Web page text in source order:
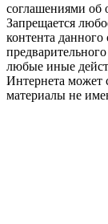
соглашениями об
Запрещается
контента
любые иные
Интернета может
материалы не